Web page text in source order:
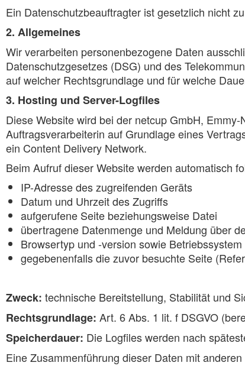
Ein Datenschutzbeauftragter ist gesetzlich nicht
2. Allgemeines
Wir verarbeiten personenbezogene Daten
Datenschutzgesetzes (DSG) und des
auf welcher Rechtsgrundlage und für welche
3. Hosting und Server-Logfiles
Diese Website wird bei der netcup GmbH,
Auftragsverarbeiterin auf Grundlage eines
ein Content Delivery Network.
Beim Aufruf dieser Website werden automatisch
IP-Adresse des zugreifenden Geräts
Datum und Uhrzeit des Zugriffs
aufgerufene Seite beziehungsweise Datei
übertragene Datenmenge und Meldung über
Browsertyp und -version sowie Betriebssystem
gegebenenfalls die zuvor besuchte Seite
Zweck: technische Bereitstellung, Stabilität und
Rechtsgrundlage: Art. 6 Abs. 1 lit. f DSGVO
Speicherdauer: Die Logfiles werden nach
Eine Zusammenführung dieser Daten mit